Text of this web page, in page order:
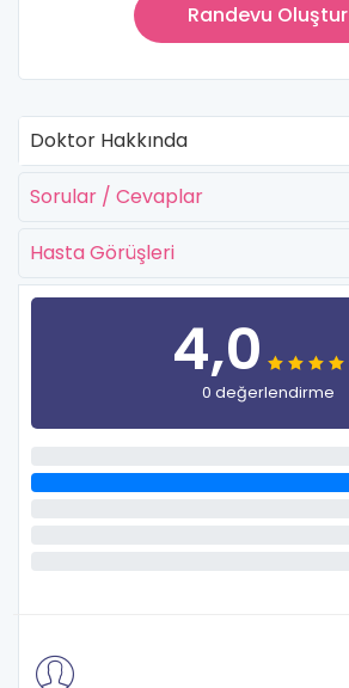
Randevu Oluştur
Doktor Hakkında
Sorular / Cevaplar
Hasta Görüşleri
4,0
0 değerlendirme